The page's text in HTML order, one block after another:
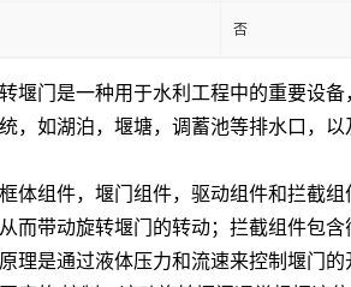
否
堰门是一种用于水利工程中的重要设
，如湖泊，堰塘， 调蓄池等排水口，
体组件， 堰门组件， 驱动组件和拦截
而带动旋转堰门的转动；拦截组件包含
理是通过液体压力和流速来控制堰门